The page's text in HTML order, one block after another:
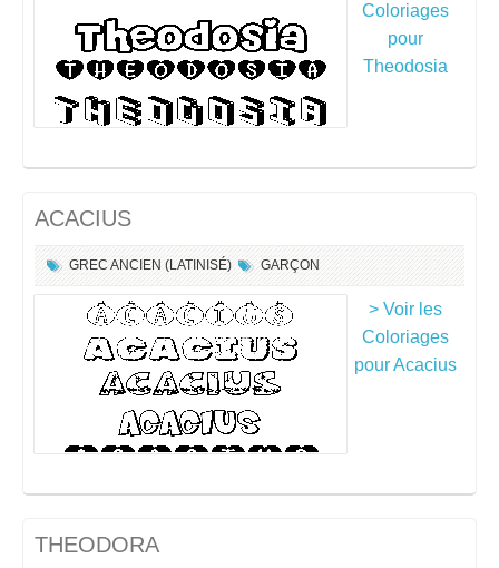
Coloriages
pour
Theodosia
ACACIUS
GREC ANCIEN (LATINISÉ) GARÇON
> Voir les
Coloriages
pour Acacius
THEODORA